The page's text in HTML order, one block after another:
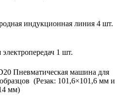
индукционная линия 4 шт.
1 шт.
Пневматическая машина для
(Резак: 101,6×101,6 мм и
мм)